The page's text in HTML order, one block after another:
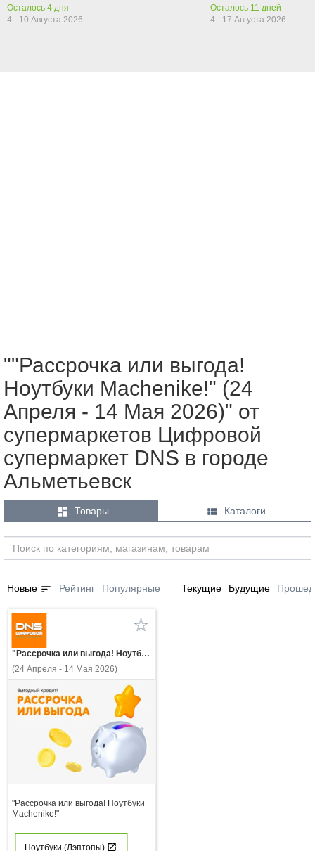
Осталось 4 дня
4 - 10 Августа 2026
Осталось 11 дней
4 - 17 Августа 2026
""Рассрочка или выгода!
Ноутбуки Machenike!" (24
Апреля - 14 Мая 2026)" от
супермаркетов Цифровой
супермаркет DNS в городе
Альметьевск
 Товары  Каталоги
Новые sort Рейтинг Популярные Текущие Будущие
"Рассрочка или выгода! Ноутбуки Machenike!"
(24 Апреля - 14 Мая 2026)
"Рассрочка или выгода! Ноутбуки
Machenike!"
Ноутбуки (Лэптопы)